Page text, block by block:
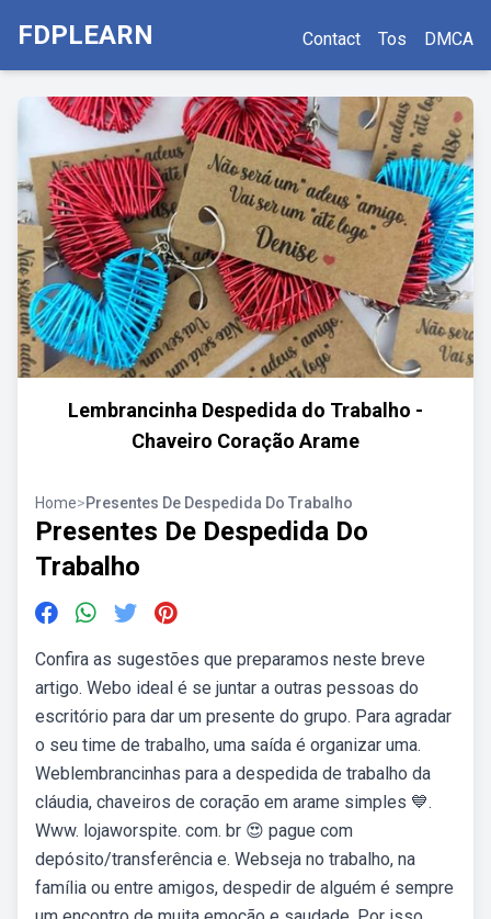
FDPLEARN Contact Tos DMCA
Lembrancinha Despedida do Trabalho -
Chaveiro Coração Arame
Home>Presentes De Despedida Do Trabalho
Presentes De Despedida Do
Trabalho
Confira as sugestões que preparamos neste breve
artigo. Webo ideal é se juntar a outras pessoas do
escritório para dar um presente do grupo. Para agradar
o seu time de trabalho, uma saída é organizar uma.
Weblembrancinhas para a despedida de trabalho da
cláudia, chaveiros de coração em arame simples 💙.
Www. lojaworspite. com. br 😍 pague com
depósito/transferência e. Webseja no trabalho, na
família ou entre amigos, despedir de alguém é sempre